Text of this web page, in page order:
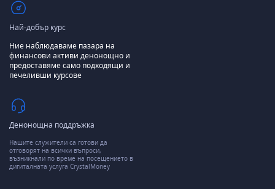
Най-добър курс
Ние наблюдаваме пазара на
финансови активи денонощно и
предоставяме само подходящи и
печеливши курсове
Денонощна поддръжка
Нашите служители са готови да
отговорят на всички въпроси,
възникнали по време на посещението в
дигиталната услуга CrystalMoney